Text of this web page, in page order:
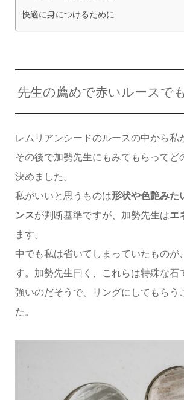
快適に身につけるために
先生の薦めで赤いルースで
レムリアンシードのルースの中から私
その後で加勢先生にもみてもらってど
決めました。
私がいいと思うものは形状や色艶みた
ンスが判断基準ですが、加勢先生はエ
ます。
中でも私は省いてしまっていたものが、
す。加勢先生曰く、これらは特殊な石
強いのだそうで、リングにしてもらう
た。